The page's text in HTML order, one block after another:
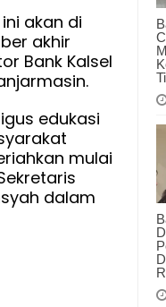
akan di
akhir
Bank Kalsel
edukasi
mulai
dalam